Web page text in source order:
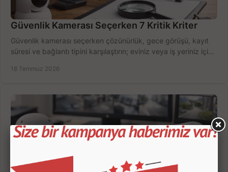
Güvenlik Kamerası Seçerken 7 Kritik Kriter
Güvenlik kamerası seçerken çözünürlük, gece görüşü, kayıt
süresi ve bağlantı tipini karşılaştırın; eviniz veya iş yeriniz için
18 Temmuz 2026